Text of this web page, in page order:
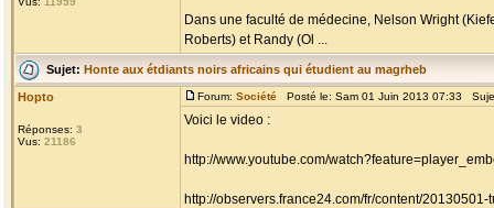
Dans une faculté de médecine, Nelson Wright
Roberts) et Randy (Ol ...
Sujet: Honte aux étdiants noirs africains qui étudient au magrheb
Hopto
Réponses: 3
Vus: 21186
Forum: Société Posté le: Sam 01 Juin 2013 07:33
Voici le video :
http://www.youtube.com/
http://observers.france24.com/fr/content/